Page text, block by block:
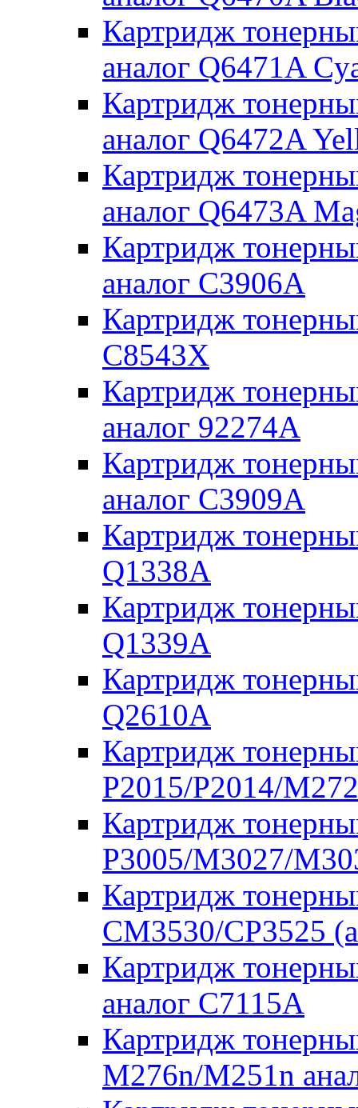
Картридж
аналог Q6471A
Картридж
аналог Q6472A
Картридж
аналог Q6473A
Картридж
аналог C3906A
Картридж
C8543X
Картридж
аналог 92274A
Картридж
аналог C3909A
Картридж
Q1338A
Картридж
Q1339A
Картридж
Q2610A
Картридж
P2015/P2014/
Картридж
P3005/M3027/
Картридж
CM3530/CP3525
Картридж
аналог C7115A
Картридж
M276n/M251n